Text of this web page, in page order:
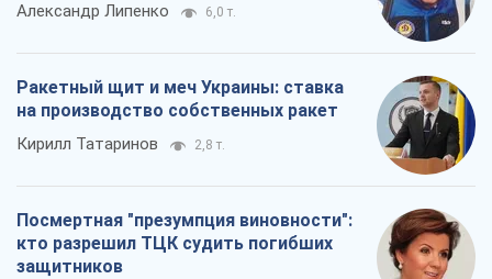
Александр Липенко 6,0 т.
Ракетный щит и меч Украины: ставка
на производство собственных ракет
Кирилл Татаринов 2,8 т.
Посмертная "презумпция виновности":
кто разрешил ТЦК судить погибших
защитников